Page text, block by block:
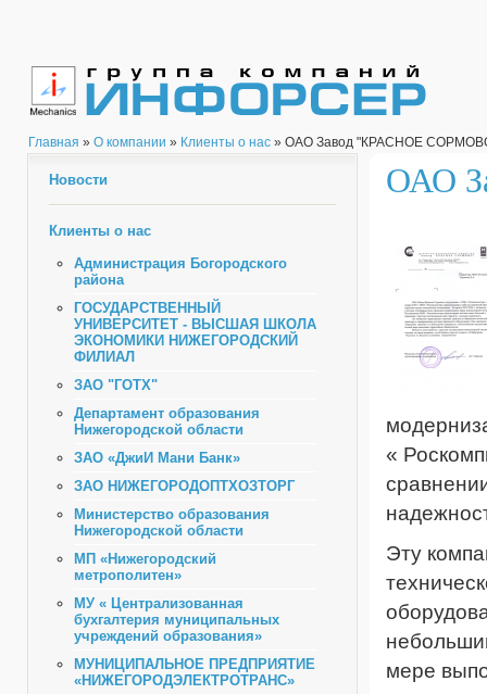
Главная » О компании » Клиенты о нас » ОАО Завод "КРАСНОЕ
Новости
Клиенты о нас
Администрация Богородского
района
ГОСУДАРСТВЕННЫЙ
УНИВЕРСИТЕТ - ВЫСШАЯ ШКОЛА
ЭКОНОМИКИ НИЖЕГОРОДСКИЙ
ФИЛИАЛ
ЗАО "ГОТХ"
Департамент образования
Нижегородской области
ЗАО «ДжиИ Мани Банк»
ЗАО НИЖЕГОРОДОПТХОЗТОРГ
Министерство образования
Нижегородской области
МП «Нижегородский
метрополитен»
МУ « Централизованная
бухгалтерия муниципальных
учреждений образования»
МУНИЦИПАЛЬНОЕ ПРЕДПРИЯТИЕ
«НИЖЕГОРОДЭЛЕКТРОТРАНС»
ОАО
«
Эту
мере